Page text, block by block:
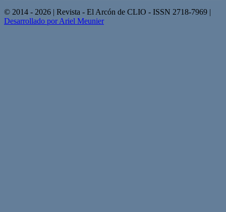
© 2014 - 2026 | Revista - El Arcón de CLIO - ISSN 2718-7969 |
Desarrollado por Ariel Meunier